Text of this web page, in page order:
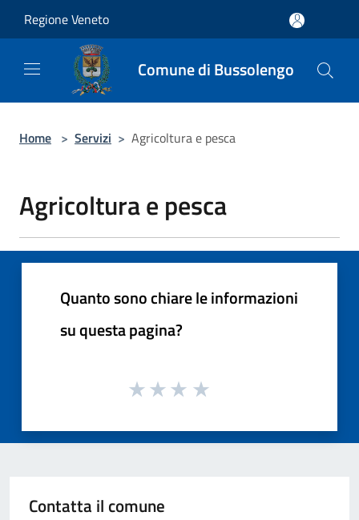
Regione Veneto
Comune di Bussolengo
Home > Servizi > Agricoltura e pesca
Agricoltura e pesca
Quanto sono chiare le informazioni
su questa pagina?
Contatta il comune